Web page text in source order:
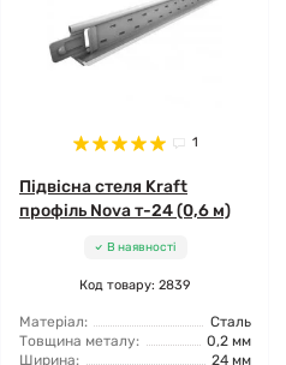
1
Підвісна стеля Kraft
профіль Nova т-24 (0,6 м)
В наявності
Код товару: 2839
Матеріал:
Сталь
Товщина металу:
0,2 мм
Ширина:
24 мм